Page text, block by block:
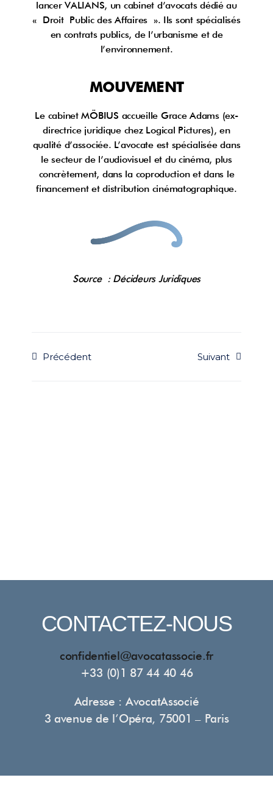
lancer VALIANS, un cabinet d’avocats dédié au
« Droit Public des Affaires ». Ils sont spécialisés
en contrats publics, de l’urbanisme et de
l’environnement.
MOUVEMENT
Le cabinet MÖBIUS accueille Grace Adams (ex-
directrice juridique chez Logical Pictures), en
qualité d’associée. L’avocate est spécialisée dans
le secteur de l’audiovisuel et du cinéma, plus
concrètement, dans la coproduction et dans le
financement et distribution cinématographique.
Source : Décideurs Juridiques
Précédent Suivant
CONTACTEZ-NOUS
confidentiel@avocatassocie.fr
+33 (0)1 87 44 40 46
Adresse : AvocatAssocié
3 avenue de l’Opéra, 75001 – Paris